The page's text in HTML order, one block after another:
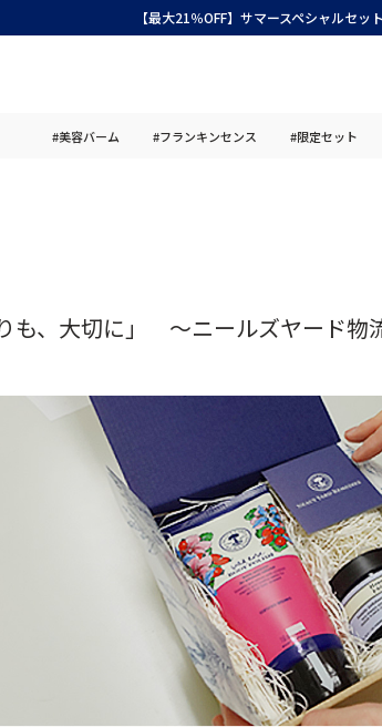
【最大21％OFF】サマースペシャルセッ
#美容バーム #フランキンセンス #限定セット
りも、大切に」 ～ニールズヤード物